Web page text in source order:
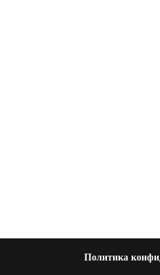
Политика